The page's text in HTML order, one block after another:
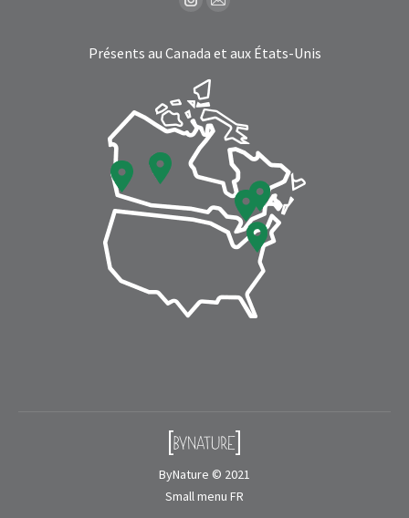
Instagram
opens
in
new
window
Mail
opens
window
Présents au Canada et aux États-Unis
ByNature © 2021
Small menu FR